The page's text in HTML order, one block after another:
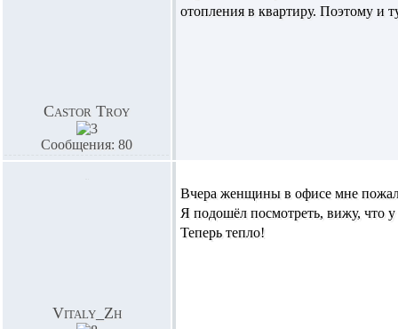
Castor Troy
Сообщения: 80
отопления в квартиру. Поэтому и
Vitaly_Zh
Вчера женщины в офисе мне
Я подошёл посмотреть, вижу,
Теперь тепло!